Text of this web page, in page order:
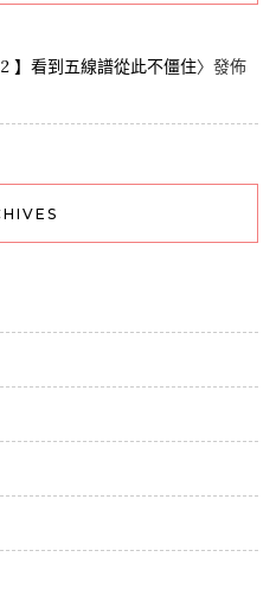
】看到五線譜從此不僵住〉發佈